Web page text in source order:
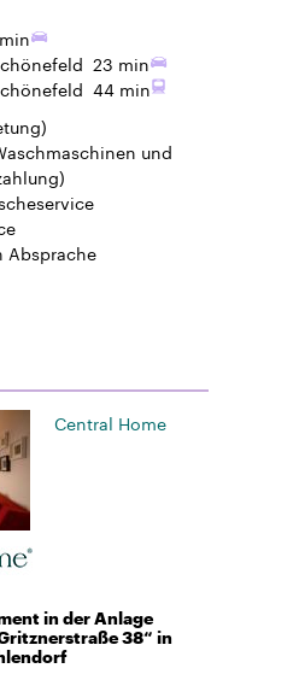
23 min
44 min
und
Absprache
Central Home
in der Anlage
38“ in